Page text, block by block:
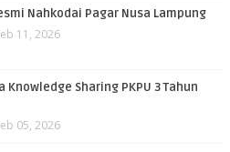
Nahkodai Pagar Nusa Lampung
11, 2026
Knowledge Sharing PKPU 3 Tahun
05, 2026